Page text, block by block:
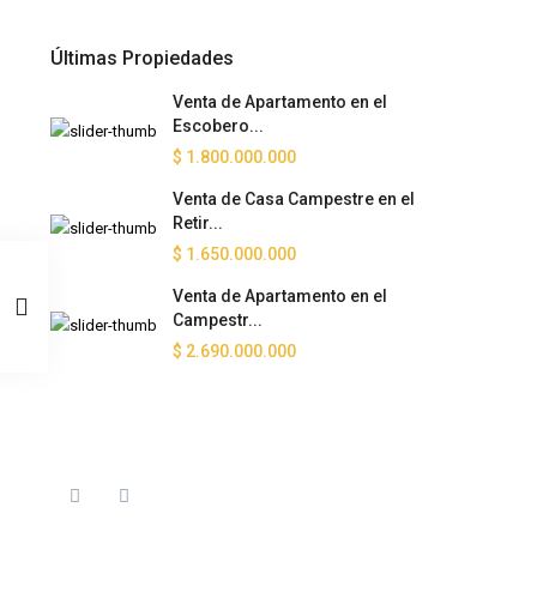
Últimas Propiedades
Venta de Apartamento en el
Escobero...
$ 1.800.000.000
Venta de Casa Campestre en el
Retir...
$ 1.650.000.000
Venta de Apartamento en el
Campestr...
$ 2.690.000.000